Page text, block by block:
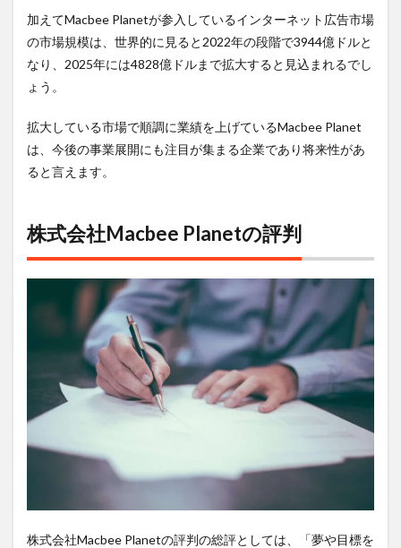
加えてMacbee Planetが参入しているインターネット広告市場
の市場規模は、世界的に見ると2022年の段階で3944億ドルと
なり、2025年には4828億ドルまで拡大すると見込まれるでし
ょう。
拡大している市場で順調に業績を上げているMacbee Planet
は、今後の事業展開にも注目が集まる企業であり将来性があ
ると言えます。
株式会社Macbee Planetの評判
株式会社Macbee Planetの評判の総評としては、「夢や目標を